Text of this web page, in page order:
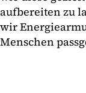
aufbereiten zu
wir
Menschen